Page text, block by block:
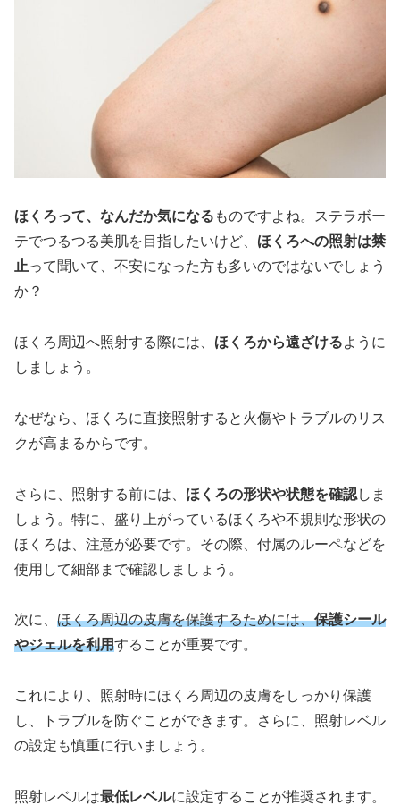
ほくろって、なんだか気になる ものですよね。ステラボー
テでつるつる美肌を目指したいけど、 ほくろへの照射は禁
止って聞いて、不安になった方も多いのではないでしょう
か？
ほくろ周辺へ照射する際には、 ほくろから遠ざけるように
しましょう。
なぜなら、ほくろに直接照射すると火傷やトラブルのリス
クが高まるからです。
さらに、照射する前には、 ほくろの形状や状態を確認しま
しょう。特に、盛り上がっているほくろや不規則な形状の
ほくろは、注意が必要です。その際、付属のルーペなどを
使用して細部まで確認しましょう。
次に、 ほくろ周辺の皮膚を保護するためには、保護シール
やジェルを利用することが重要です。
これにより、照射時にほくろ周辺の皮膚をしっかり保護
し、トラブルを防ぐことができます。さらに、照射レベル
の設定も慎重に行いましょう。
照射レベルは最低レベルに設定することが推奨されます。